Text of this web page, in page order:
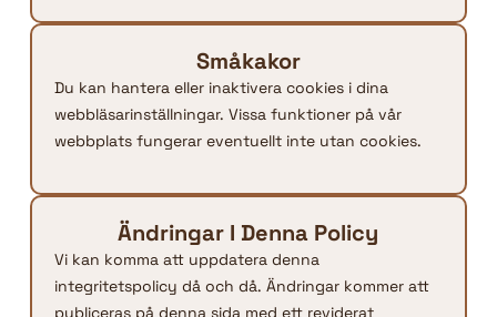
Småkakor
Du kan hantera eller inaktivera cookies i dina
webbläsarinställningar. Vissa funktioner på vår
webbplats fungerar eventuellt inte utan cookies.
Ändringar I Denna Policy
Vi kan komma att uppdatera denna
integritetspolicy då och då. Ändringar kommer att
publiceras på denna sida med ett reviderat